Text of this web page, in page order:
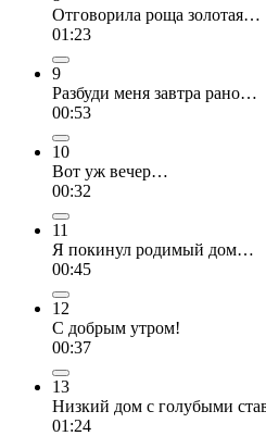
Отговорила роща золотая…
01:23
9
Разбуди меня завтра рано…
00:53
10
Вот уж вечер…
00:32
11
Я покинул родимый дом…
00:45
12
С добрым утром!
00:37
13
Низкий дом с голубыми
01:24